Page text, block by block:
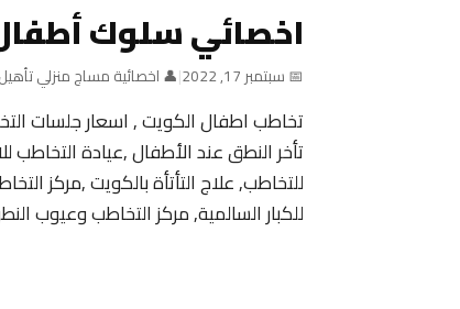
اخصائي سلوك
📅 سبتمبر 17, 2022 |👤 اخصائية مساج منزلي
تخاطب اطفال الكويت , اسعار جلسات
للتخاطب, علاج التأتأة بالكويت ,مركز
للكبار السالمية, مركز التخاطب وعيوب